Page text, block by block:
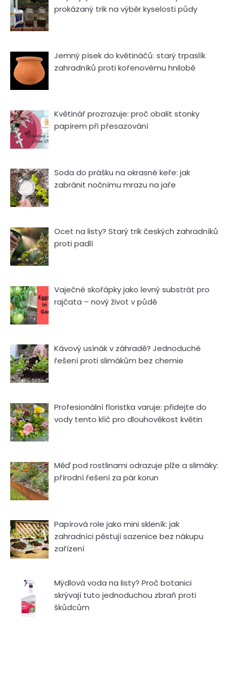
prokázaný trik na výběr kyselosti půdy
Jemný písek do květináčů: starý trpaslík
zahradníků proti kořenovému hnilobě
Květinář prozrazuje: proč obalit stonky
papírem při přesazování
Soda do prášku na okrasné keře: jak
zabránit nočnímu mrazu na jaře
Ocet na listy? Starý trik českých zahradníků
proti padlí
Vaječné skořápky jako levný substrát pro
rajčata – nový život v půdě
Kávový usínák v záhradě? Jednoduché
řešení proti slimákům bez chemie
Profesionální floristka varuje: přidejte do
vody tento klíč pro dlouhověkost květin
Měď pod rostlinami odrazuje plže a slimáky:
přírodní řešení za pár korun
Papírová role jako mini skleník: jak
zahradníci pěstují sazenice bez nákupu
zařízení
Mýdlová voda na listy? Proč botanici
skrývají tuto jednoduchou zbraň proti
škůdcům